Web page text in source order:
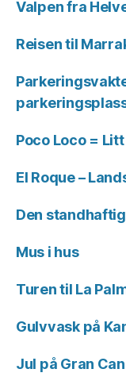
Valpen fra
Reisen til
Poco Loco =
El Roque –
Den
Mus i hus
Turen til La
Gulvvask på
Jul på Gran